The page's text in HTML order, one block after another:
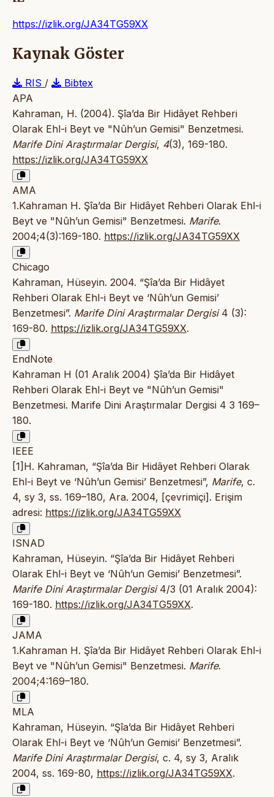
https://izlik.org/JA34TG59XX
Kaynak Göster
RIS /
Bibtex
APA
Kahraman, H. (2004). Şîa’da Bir Hidâyet Rehberi
Olarak Ehl-i Beyt ve "Nûh’un Gemisi" Benzetmesi.
Marife Dini Araştırmalar Dergisi, 4(3), 169-180.
https://izlik.org/JA34TG59XX
AMA
1.Kahraman H. Şîa’da Bir Hidâyet Rehberi Olarak Ehl-i
Beyt ve "Nûh’un Gemisi" Benzetmesi. Marife.
2004;4(3):169-180. https://izlik.org/JA34TG59XX
Chicago
Kahraman, Hüseyin. 2004. “Şîa’da Bir Hidâyet
Rehberi Olarak Ehl-i Beyt ve ‘Nûh’un Gemisi’
Benzetmesi”. Marife Dini Araştırmalar Dergisi4 (3):
169-80. https://izlik.org/JA34TG59XX.
EndNote
Kahraman H (01 Aralık 2004) Şîa’da Bir Hidâyet
Rehberi Olarak Ehl-i Beyt ve "Nûh’un Gemisi"
Benzetmesi. Marife Dini Araştırmalar Dergisi 4 3 169–
180.
IEEE
[1]H. Kahraman, “Şîa’da Bir Hidâyet Rehberi Olarak
Ehl-i Beyt ve ‘Nûh’un Gemisi’ Benzetmesi”, Marife, c.
4, sy 3, ss. 169–180, Ara. 2004, [çevrimiçi]. Erişim
adresi: https://izlik.org/JA34TG59XX
ISNAD
Kahraman, Hüseyin. “Şîa’da Bir Hidâyet Rehberi
Olarak Ehl-i Beyt ve ‘Nûh’un Gemisi’ Benzetmesi”.
Marife Dini Araştırmalar Dergisi4/3 (01 Aralık 2004):
169-180. https://izlik.org/JA34TG59XX.
JAMA
1.Kahraman H. Şîa’da Bir Hidâyet Rehberi Olarak Ehl-i
Beyt ve "Nûh’un Gemisi" Benzetmesi. Marife.
2004;4:169–180.
MLA
Kahraman, Hüseyin. “Şîa’da Bir Hidâyet Rehberi
Olarak Ehl-i Beyt ve ‘Nûh’un Gemisi’ Benzetmesi”.
Marife Dini Araştırmalar Dergisi, c. 4, sy 3, Aralık
2004, ss. 169-80, https://izlik.org/JA34TG59XX.